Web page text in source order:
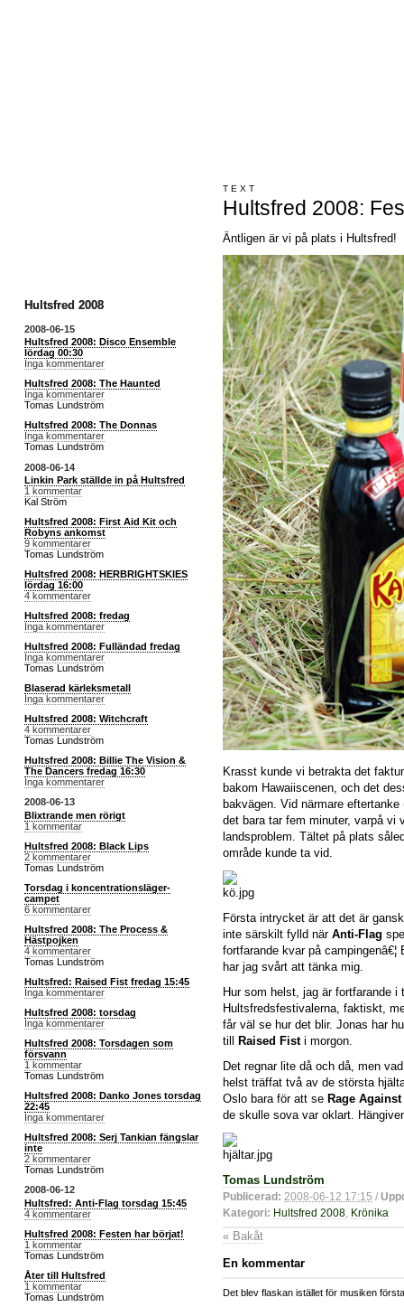
Hultsfred 2008
2008-06-15
Hultsfred 2008: Disco Ensemble
lördag 00:30
Inga kommentarer
Hultsfred 2008: The Haunted
Inga kommentarer
Tomas Lundström
Hultsfred 2008: The Donnas
Inga kommentarer
Tomas Lundström
2008-06-14
Linkin Park ställde in på Hultsfred
1 kommentar
Kal Ström
Hultsfred 2008: First Aid Kit och
Robyns ankomst
9 kommentarer
Tomas Lundström
Hultsfred 2008: HERBRIGHTSKIES
lördag 16:00
4 kommentarer
Hultsfred 2008: fredag
Inga kommentarer
Hultsfred 2008: Fulländad fredag
Inga kommentarer
Tomas Lundström
Blaserad kärleksmetall
Inga kommentarer
Hultsfred 2008: Witchcraft
4 kommentarer
Tomas Lundström
Hultsfred 2008: Billie The Vision &
The Dancers fredag 16:30
Inga kommentarer
2008-06-13
Blixtrande men rörigt
1 kommentar
Hultsfred 2008: Black Lips
2 kommentarer
Tomas Lundström
Torsdag i koncentrationsläger-
campet
6 kommentarer
Hultsfred 2008: The Process &
Hästpojken
4 kommentarer
Tomas Lundström
Hultsfred: Raised Fist fredag 15:45
Inga kommentarer
Hultsfred 2008: torsdag
Inga kommentarer
Hultsfred 2008: Torsdagen som
försvann
1 kommentar
Tomas Lundström
Hultsfred 2008: Danko Jones torsdag
22:45
Inga kommentarer
Hultsfred 2008: Serj Tankian fängslar
inte
2 kommentarer
Tomas Lundström
2008-06-12
Hultsfred: Anti-Flag torsdag 15:45
4 kommentarer
Hultsfred 2008: Festen har börjat!
1 kommentar
Tomas Lundström
Åter till Hultsfred
1 kommentar
Tomas Lundström
TEXT
Hultsfred 2008:
Äntligen är vi på plats i Hultsfred!
Krasst kunde vi betrakta det
bakom Hawaiiscenen, och det
bakvägen. Vid närmare
det bara tar fem minuter, varpå vi
landsproblem. Tältet på plats
område kunde ta vid.
Första intrycket är att det är
inte särskilt fylld när Anti-Flag
fortfarande kvar på
har jag svårt att tänka mig.
Hur som helst, jag är fortfarande
Hultsfredsfestivalerna, faktiskt,
får väl se hur det blir. Jonas har
till
Raised Fisti morgon.
Det regnar lite då och då, men
helst träffat två av de största
Oslo bara för att se Rage
de skulle sova var oklart.
Tomas Lundström
Publicerad: 2008-06-12 17:15 /
Kategori: Hultsfred 2008 Krönika
« Bakåt
En kommentar
Det blev flaskan istället för musiken